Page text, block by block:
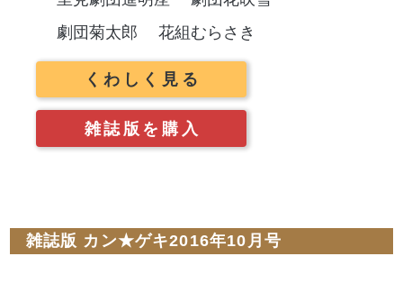
劇団菊太郎
花組むらさき
くわしく見る
雑誌版を購入
雑誌版 カン★ゲキ2016年10月号